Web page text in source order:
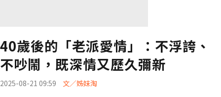
40歲後的「老派愛情」：不浮誇、
不吵鬧，既深情又歷久彌新
2025-08-21 09:59 文／姊妹淘